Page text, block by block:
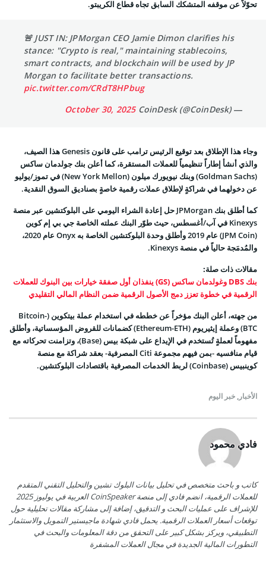
تحوّلاً عن موقفه المتشكك السابق تجاه قطاع الكريبتو.
🚨 JUST IN: JPMorgan CEO Jamie Dimon clarifies his
stance: "Crypto is real," maintaining stablecoins,
smart contracts, and blockchain will be used by JP
Morgan to facilitate better transactions.
pic.twitter.com/CRdT8HPbug
— CoinDesk (@CoinDesk)
October 30, 2025
وجاء هذا الإطلاق بعد توقيع الرئيس ترامب على قانون Genesis هذا الصيف،
والذي أنشأ إطاراً تنظيمياً للعملات المستقرة، كما أعلن بنك جولدمان ساكس
(Goldman Sachs) وبنك نيويورك ميلون (New York Mellon) في تموز/يوليو
عن دخولهما في شراكةٍ لإطلاق عملات رقمية خاصةٍ بصناديق السوق النقدية.
كما أطلق بنك JPMorgan حل إعادة الشراء اليومي على البلوكتشين عبر منصة
Kinexys في آب/أغسطس، حيث طوّر البنك عملته الخاصة جي بي إم كوين
(JPM Coin) عام 2019 وأطلق وحدة البلوكتشين الخاصة به Onyx عام 2020،
والمُدمَجة حالياً في منصة Kinexys.
مقالات ذات صلة:
بنك DBS وغولدمان ساكس (GS) ينفذان أول صفقة خيارات بين البنوك للعملات
الرقمية في خطوة تعزز دمج الأصول الرقمية ضمن النظام المالي التقليدي
من جهته، أعلن البنك مؤخراً عن خططه في استخدام
عملة بيتكوين (Bitcoin-
BTC) وعملة إيثيريوم (Ethereum-ETH) كضمانات للقروض المؤسساتية، وأطلق
مفهوماً لعملةٍ تُستخدم في الإيداع على شبكة بيس (Base)، وتزامنت تحركاته مع
قيام منافسيه -بمن فيهم
مجموعة Citi المصرفية- بعقد شراكة مع منصة
كوينبيس (Coinbase)
لربط الخدمات المصرفية باقتصادات البلوكتشين.
الأخبار, خبر اليوم
فادي محمود
كاتب و باحث متخصص في تحليل بيانات البلوك تشين والتحليل التقني المتقدم
للعملات الرقمية، انضم فادي إلى منصة CoinSpeaker العربية في يوليوز 2025
للإشراف على عمليات البحث و التدقيق، إضافة إلى مشاركة مقالات تحليلية حول
توقعات أسعار العملات الرقمية. يحمل فادي شهادة ماجيستير التمويل والاستثمار
التطبيقي، ويركز بشكل كبير على التحقق من دقة المعلومات والبحث في
التطورات المالية الجديدة في مجال العملات المشفرة